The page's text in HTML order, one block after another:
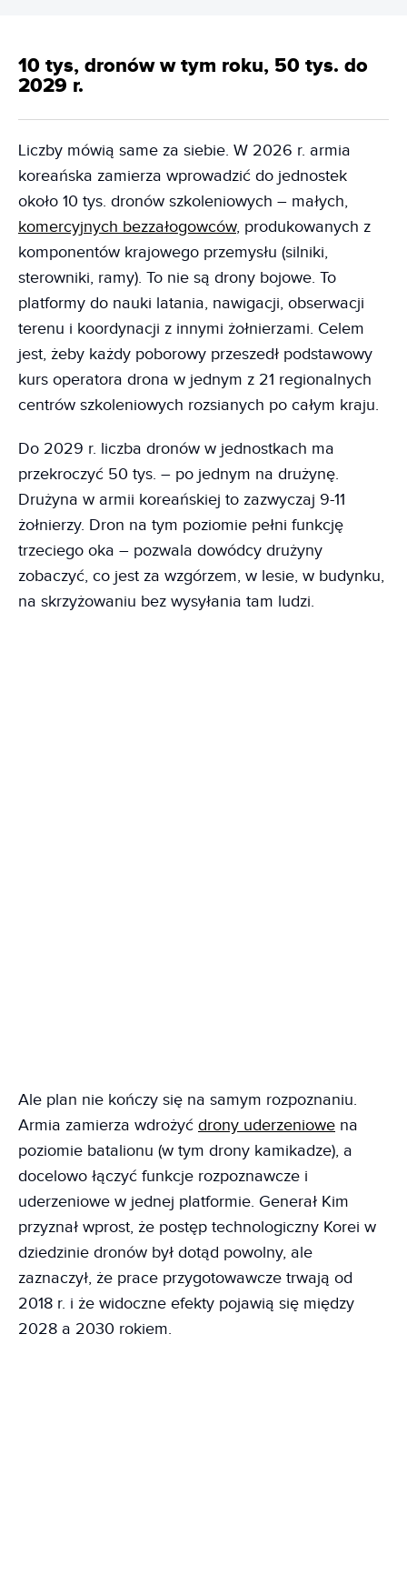
10 tys, dronów w tym roku, 50 tys. do
2029 r.
Liczby mówią same za siebie. W 2026 r. armia
koreańska zamierza wprowadzić do jednostek
około 10 tys. dronów szkoleniowych – małych,
komercyjnych bezzałogowców, produkowanych z
komponentów krajowego przemysłu (silniki,
sterowniki, ramy). To nie są drony bojowe. To
platformy do nauki latania, nawigacji, obserwacji
terenu i koordynacji z innymi żołnierzami. Celem
jest, żeby każdy poborowy przeszedł podstawowy
kurs operatora drona w jednym z 21 regionalnych
centrów szkoleniowych rozsianych po całym kraju.
Do 2029 r. liczba dronów w jednostkach ma
przekroczyć 50 tys. – po jednym na drużynę.
Drużyna w armii koreańskiej to zazwyczaj 9-11
żołnierzy. Dron na tym poziomie pełni funkcję
trzeciego oka – pozwala dowódcy drużyny
zobaczyć, co jest za wzgórzem, w lesie, w budynku,
na skrzyżowaniu bez wysyłania tam ludzi.
Ale plan nie kończy się na samym rozpoznaniu.
Armia zamierza wdrożyć drony uderzeniowe na
poziomie batalionu (w tym drony kamikadze), a
docelowo łączyć funkcje rozpoznawcze i
uderzeniowe w jednej platformie. Generał Kim
przyznał wprost, że postęp technologiczny Korei w
dziedzinie dronów był dotąd powolny, ale
zaznaczył, że prace przygotowawcze trwają od
2018 r. i że widoczne efekty pojawią się między
2028 a 2030 rokiem.